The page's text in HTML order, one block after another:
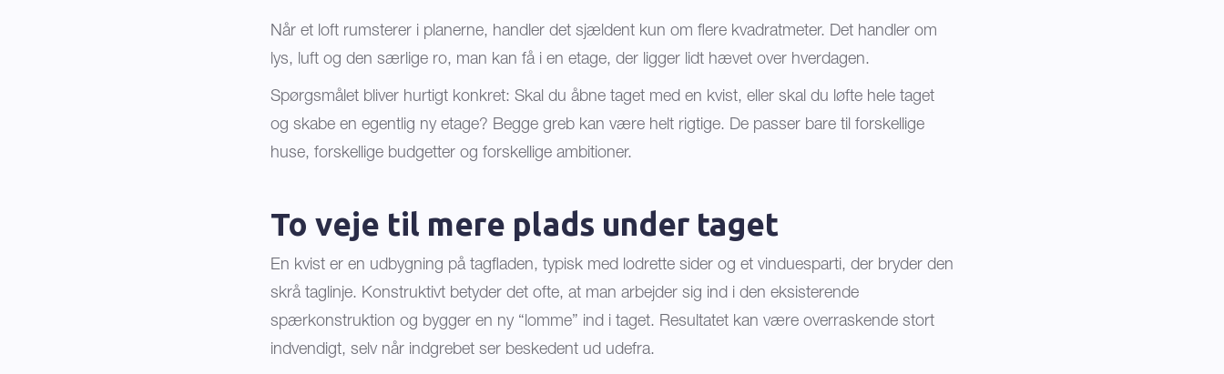
Når et loft rumsterer i planerne, handler det sjældent kun om flere kvadratmeter. Det handler om
lys, luft og den særlige ro, man kan få i en etage, der ligger lidt hævet over hverdagen.
Spørgsmålet bliver hurtigt konkret: Skal du åbne taget med en kvist, eller skal du løfte hele taget
og skabe en egentlig ny etage? Begge greb kan være helt rigtige. De passer bare til forskellige
huse, forskellige budgetter og forskellige ambitioner.
To veje til mere plads under taget
En kvist er en udbygning på tagfladen, typisk med lodrette sider og et vinduesparti, der bryder den
skrå taglinje. Konstruktivt betyder det ofte, at man arbejder sig ind i den eksisterende
spærkonstruktion og bygger en ny “lomme” ind i taget. Resultatet kan være overraskende stort
indvendigt, selv når indgrebet ser beskedent ud udefra.